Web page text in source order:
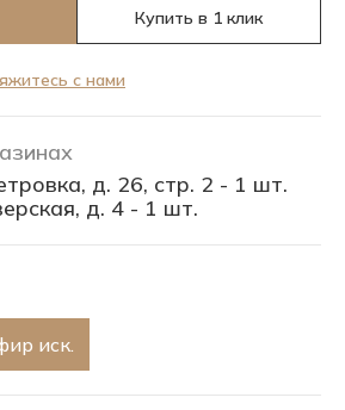
Купить в 1 клик
с нами
д. 26, стр. 2 - 1 шт.
д. 4 - 1 шт.
иск.